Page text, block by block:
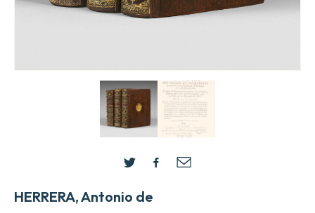
HERRERA, Antonio de